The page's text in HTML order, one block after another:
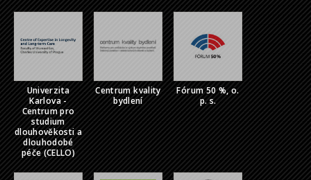
Univerzita
Karlova -
Centrum pro
studium
dlouhověkosti a
dlouhodobé
péče (CELLO)
Centrum kvality
bydlení
Fórum 50 %, o.
p. s.